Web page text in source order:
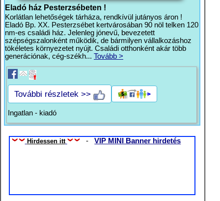
Eladó ház Pesterzsébeten !
Korlátlan lehetőségek tárháza, rendkívül jutányos áron !
Eladó Bp. XX. Pesterzsébet kertvárosában 90 nöl telken 120
nm-es családi ház. Jelenleg jónevű, bevezetett
szépségszalonként működik, de bármilyen vállalkozáshoz
tökéletes környezetet nyújt. Családi otthonként akár több
generációnak, cég-székh... Tovább >
További részletek >>
Ingatlan - kiadó
Hirdessen itt -VIP MINI Banner hirdetés